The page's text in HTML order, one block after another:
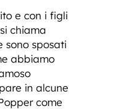
e con i figli
chiama
sono sposati
abbiamo
in alcune
come